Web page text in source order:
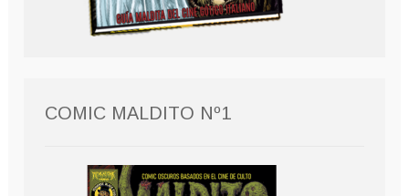
COMIC MALDITO Nº1